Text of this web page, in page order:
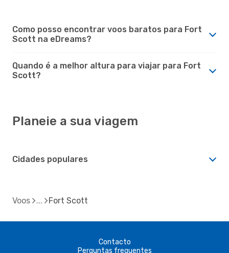
Como posso encontrar voos baratos para Fort
Scott na eDreams?
Quando é a melhor altura para viajar para Fort
Scott?
Planeie a sua viagem
Cidades populares
Voos Fort Scott
Contacto
Perguntas frequentes